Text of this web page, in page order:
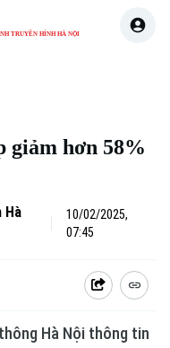
TRUYỀN HÌNH HÀ NỘI
giảm hơn 58%
Hà
10/02/2025,
07:45
Hà Nội thông tin